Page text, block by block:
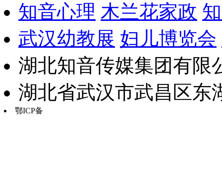
知音心理 木兰花家政
武汉幼教展 妇儿博览会
湖北知音传媒集团有限
湖北省武汉市武昌区东
鄂ICP备